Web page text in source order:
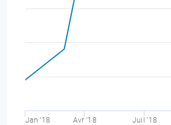
Jan '18 Avr '18 Juil '18